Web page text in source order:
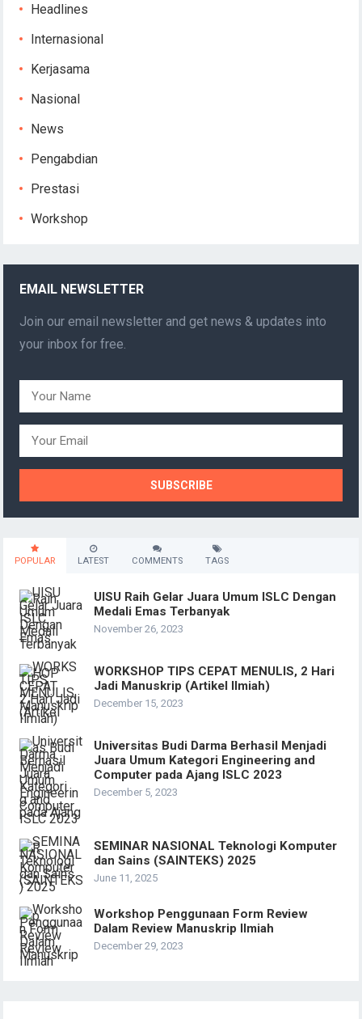
Headlines
Internasional
Kerjasama
Nasional
News
Pengabdian
Prestasi
Workshop
EMAIL NEWSLETTER
Join our email newsletter and get news & updates into
your inbox for free.
POPULAR LATEST COMMENTS TAGS
UISU Raih Gelar Juara Umum ISLC Dengan
Medali Emas Terbanyak
November 26, 2023
WORKSHOP TIPS CEPAT MENULIS, 2 Hari
Jadi Manuskrip (Artikel Ilmiah)
December 15, 2023
Universitas Budi Darma Berhasil Menjadi
Juara Umum Kategori Engineering and
Computer pada Ajang ISLC 2023
December 5, 2023
SEMINAR NASIONAL Teknologi Komputer
dan Sains (SAINTEKS) 2025
June 11, 2025
Workshop Penggunaan Form Review
Dalam Review Manuskrip Ilmiah
December 29, 2023